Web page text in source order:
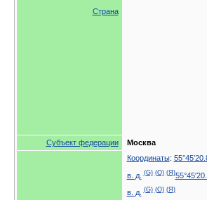
Страна
Субъект федерации Москва
Координаты:
в. д. (G) (O) (Я)
в. д. (G) (O) (Я)